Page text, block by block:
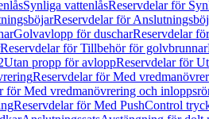
Synliga vattenlåsReservdelar för
Reservdelar för
Golvavlopp för duscharReservdelar
Reservdelar för Tillbehör för golvbrunnar
Utan propp för avloppReservdelar för
Reservdelar för Med
för Med vredmanövrering och
Reservdelar för Med PushControl